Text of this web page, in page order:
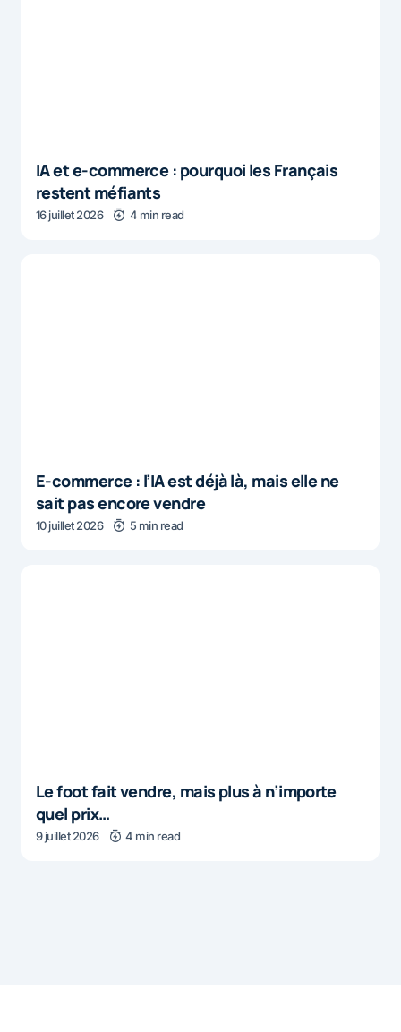
IA et e-commerce : pourquoi les Français
restent méfiants
16 juillet 2026 4 min read
E-commerce : l’IA est déjà là, mais elle ne
sait pas encore vendre
10 juillet 2026 5 min read
Le foot fait vendre, mais plus à n’importe
quel prix…
9 juillet 2026 4 min read